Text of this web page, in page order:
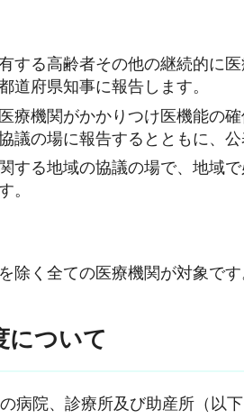
する高齢者その他の継続的に
道府県知事に報告します。
療機関がかかりつけ医機能の
議の場に報告するとともに、公
する地域の協議の場で、地域
。
除く全ての医療機関が対象です
について
病院、診療所及び助産所（以